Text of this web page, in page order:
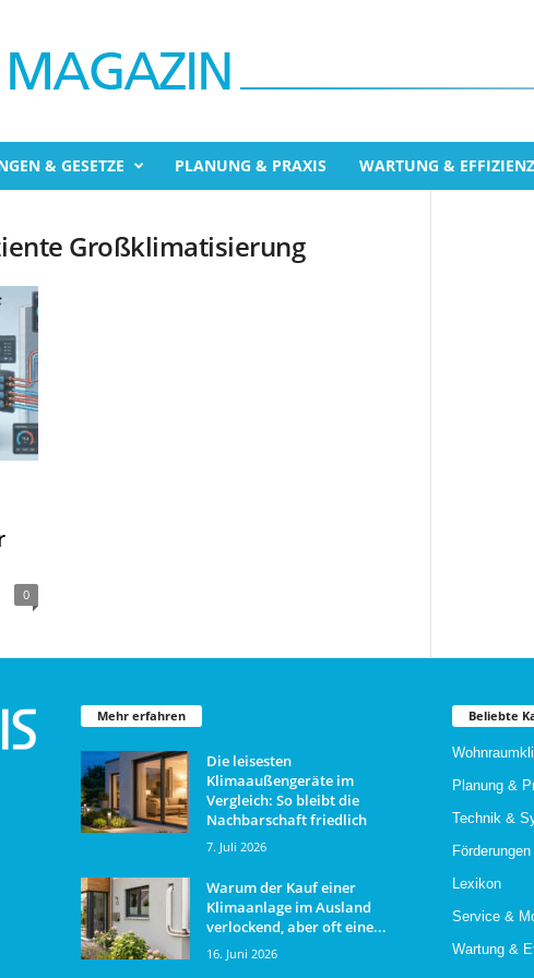
& GESETZE PLANUNG & PRAXIS WARTUNG & EFFIZIENZ
Großklimatisierung
0
Mehr erfahren
Die leisesten
Klimaaußengeräte im
Vergleich: So bleibt die
Nachbarschaft friedlich
7. Juli 2026
Warum der Kauf einer
Klimaanlage im Ausland
verlockend, aber oft eine...
16. Juni 2026
Beliebte
Planung &
Technik &
Lexikon
Service &
Wartung &